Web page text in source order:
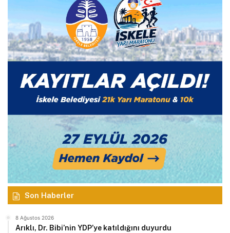
Son Haberler
8 Ağustos 2026
Arıklı, Dr. Bibi’nin YDP’ye katıldığını duyurdu